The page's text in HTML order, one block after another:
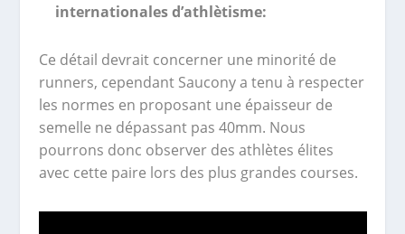
internationales d’athlètisme:
Ce détail devrait concerner une minorité de
runners, cependant Saucony a tenu à respecter
les normes en proposant une épaisseur de
semelle ne dépassant pas 40mm. Nous
pourrons donc observer des athlètes élites
avec cette paire lors des plus grandes courses.